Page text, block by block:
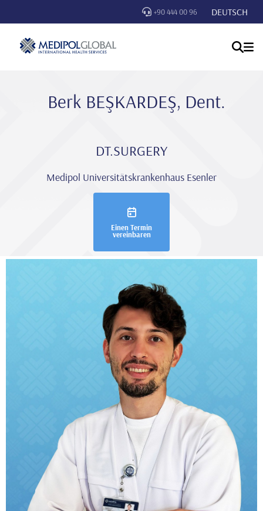
+90 444 00 96 DEUTSCH
Berk BEŞKARDEŞ, Dent.
DT.SURGERY
Medipol Universitätskrankenhaus Esenler
Einen Termin
vereinbaren